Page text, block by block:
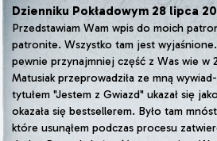
Dzienniku Pokładowym 28 lipca
Przedstawiam Wam wpis do moich
patronite. Wszystko tam jest
pewnie przynajmniej część z Was wie w
Matusiak przeprowadziła ze mną
tytułem "Jestem z Gwiazd" ukazał się
okazała się bestsellerem. Było tam
które usunąłem podczas procesu